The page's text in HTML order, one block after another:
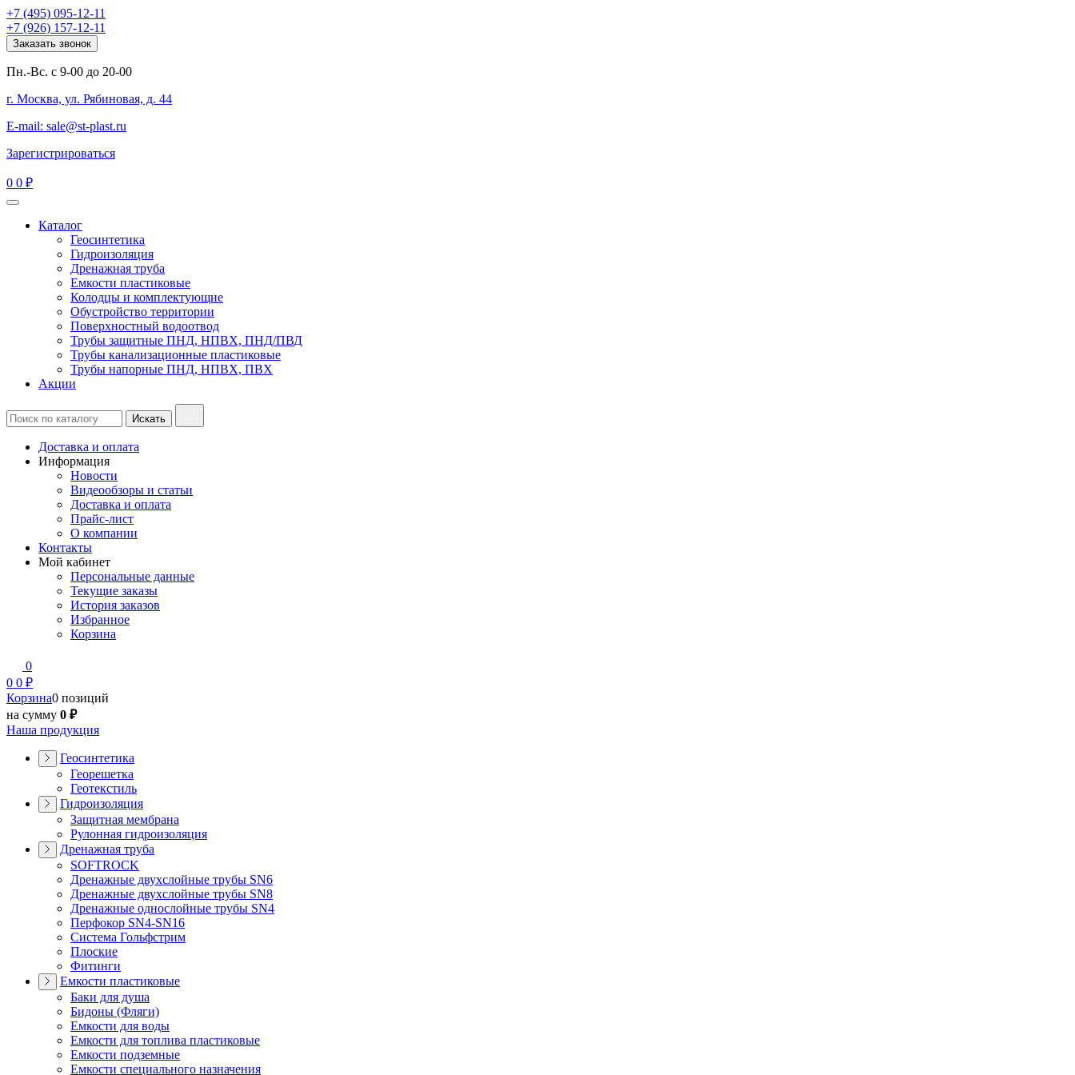
+7 (495) 095-12-11
+7 (926) 157-12-11
Заказать звонок
Пн.-Вс. с 9-00 до 20-00
г. Москва, ул. Рябиновая, д. 44
E-mail: sale@st-plast.ru
Зарегистрироваться
0 0 ₽
Каталог
Геосинтетика
Гидроизоляция
Дренажная труба
Емкости пластиковые
Колодцы и комплектующие
Обустройство территории
Поверхностный водоотвод
Трубы защитные ПНД, НПВХ, ПНД/ПВД
Трубы канализационные пластиковые
Трубы напорные ПНД, НПВХ, ПВХ
Акции
Доставка и оплата
Информация
Новости
Видеообзоры и статьи
Доставка и оплата
Прайс-лист
О компании
Контакты
Мой кабинет
Персональные данные
Текущие заказы
История заказов
Избранное
Корзина
0
0 0 ₽
Корзина0 позиций
на сумму 0 ₽
Наша продукция
Геосинтетика
Георешетка
Геотекстиль
Гидроизоляция
Защитная мембрана
Рулонная гидроизоляция
Дренажная труба
SOFTROCK
Дренажные двухслойные трубы SN6
Дренажные двухслойные трубы SN8
Дренажные однослойные трубы SN4
Перфокор SN4-SN16
Система Гольфстрим
Плоские
Фитинги
Емкости пластиковые
Баки для душа
Бидоны (Фляги)
Емкости для воды
Емкости для топлива пластиковые
Емкости подземные
Емкости специального назначения